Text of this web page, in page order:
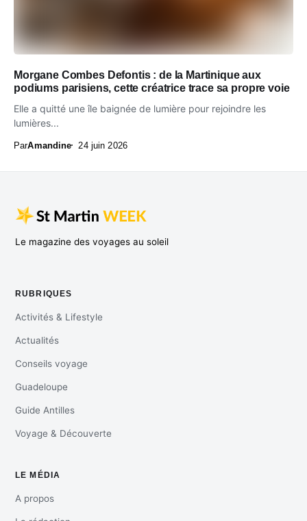
Morgane Combes Defontis : de la Martinique aux
podiums parisiens, cette créatrice trace sa propre voie
Elle a quitté une île baignée de lumière pour rejoindre les
lumières...
ParAmandine 24 juin 2026
Le magazine des voyages au soleil
RUBRIQUES
Activités & Lifestyle
Actualités
Conseils voyage
Guadeloupe
Guide Antilles
Voyage & Découverte
LE MÉDIA
A propos